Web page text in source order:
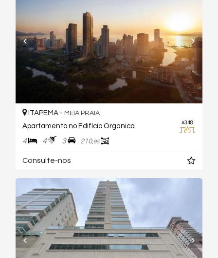
#348
ITAPEMA - MEIA PRAIA
Apartamento no Edifício Organica
4 4 3 210,95
Consulte-nos